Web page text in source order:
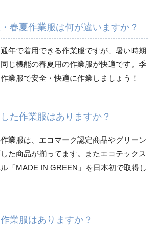
秋冬長袖
ツ作業
ツ作業
カーゴパンツ
春夏カーゴパンツ作業
ズボン
ズボン
春夏作業服は何が違いますか？
年で着用できる作業服ですが、暑い時期
じ機能の春夏用の作業服が快適です。季
業服で安全・快適に作業しましょう！
た作業服はありますか？
業服は、エコマーク認定商品やグリーン
た商品が揃ってます。またエコテックス
「MADE IN GREEN」を日本初で取得し
業服はありますか？